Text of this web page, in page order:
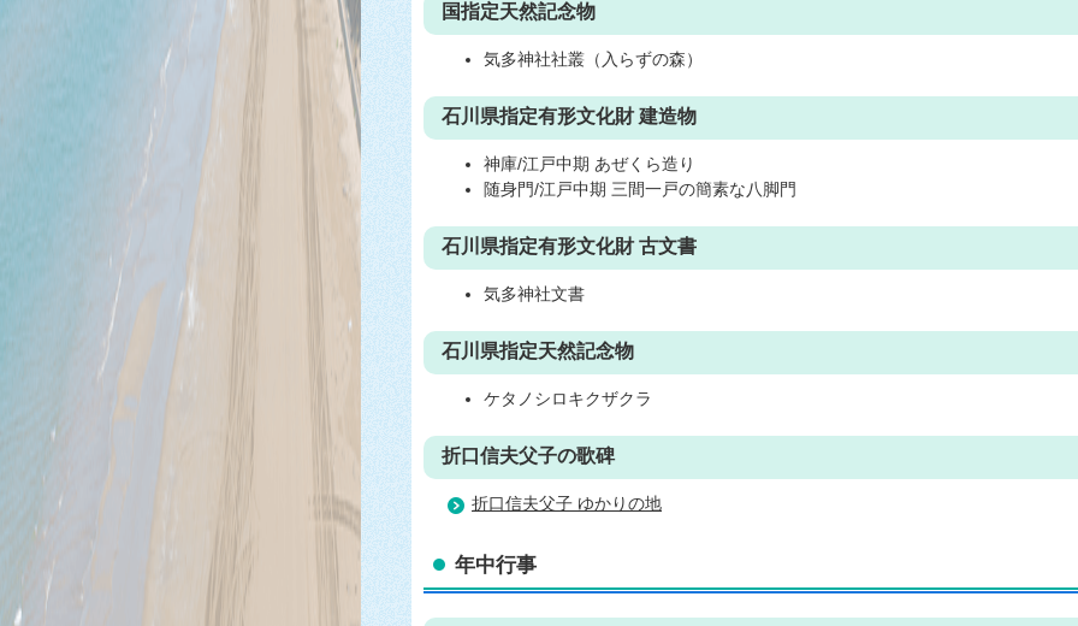
国指定天然記念物
気多神社社叢（入らずの森）
石川県指定有形文化財 建造物
神庫/江戸中期 あぜくら造り
随身門/江戸中期 三間一戸の簡素な八脚門
石川県指定有形文化財 古文書
気多神社文書
石川県指定天然記念物
ケタノシロキクザクラ
折口信夫父子の歌碑
折口信夫父子 ゆかりの地
年中行事